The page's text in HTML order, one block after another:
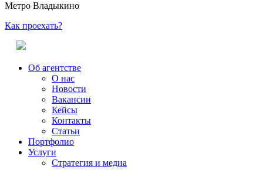
Метро Владыкино
Как проехать?
Об агентстве
О нас
Новости
Вакансии
Кейсы
Контакты
Статьи
Портфолио
Услуги
Стратегия и медиа